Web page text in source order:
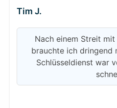
Tim J.
Nach einem Streit
brauchte ich dringend
Schlüsseldienst war